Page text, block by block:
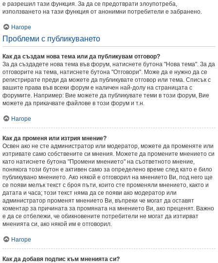
е разрешил тази функция. За да се предотврати злоупотреба,
използването на тази функция от анонимни потребители е забранено.
Нагоре
Проблеми с публикуването
Как да създам нова тема или да публикувам отговор?
За да създадете нова тема във форум, натиснете бутона "Нова тема". За да
отговорите на тема, натиснете бутона "Отговори". Може да е нужно да се
регистрирате преди да можете да публикувате отговор или тема. Списък с
вашите права във всеки форум е наличен най-долу на страницата с
форумите. Например: Вие можете да публикувате теми в този форум, Вие
можете да прикачвате файлове в този форум и т.н.
Нагоре
Как да променя или изтрия мнение?
Освен ако не сте администратор или модератор, можете да променяте или
изтривате само собствените си мнения. Можете да промените мнението си
като натиснете бутона "Промени мнението" на съответното мнение,
понякога този бутон е активен само за определено време след като е било
публикувано мнението. Ако някой е отговорил на мнението Ви, под него ще
се появи мелък текст с броя пъти, които сте променяли мнението, както и
датата и часа; този текст няма да се появи ако модератор или
администратор променят мнението Ви, въпреки че могат да оставят
коментар за причината за промяната на мнението Ви, ако преценят. Важно
е да се отбележи, че обикновените потребители не могат да изтирват
мненията си, ако някой им е отговорил.
Нагоре
Как да добавя подпис към мненията си?